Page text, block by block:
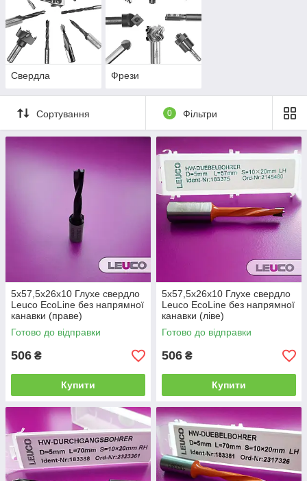
Свердла Фрези
Сортування 0 Фільтри
5x57,5x26x10 Глухе свердло
Leuco EcoLine без напрямної
канавки (праве)
Готово до відправки
506 ₴
Купити
5x57,5x26x10 Глухе свердло
Leuco EcoLine без напрямної
канавки (ліве)
Готово до відправки
506 ₴
Купити